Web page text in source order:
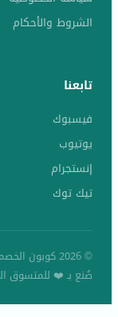
الشروط والأحكام
تابعنا
فيسبوك
يوتيوب
إنستجرام
تيك توك
© 2026 كوبون الخصم — جميع الحقوق محفوظة
صُنع بـ ❤️ للمتسوق